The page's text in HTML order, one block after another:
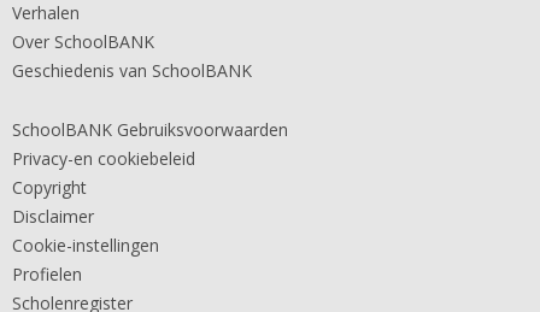
Verhalen
Over SchoolBANK
Geschiedenis van SchoolBANK
SchoolBANK Gebruiksvoorwaarden
Privacy-en cookiebeleid
Copyright
Disclaimer
Cookie-instellingen
Profielen
Scholenregister